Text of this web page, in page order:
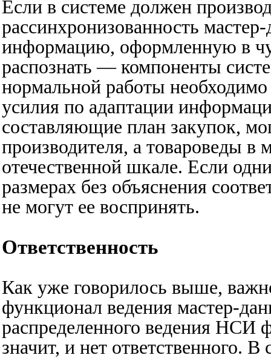
Если в системе должен
рассинхронизованность
информацию, оформленную в
распознать — компоненты
нормальной работы
усилия по адаптации
составляющие план закупок,
производителя, а товароведы
отечественной шкале. Если
размерах без объяснения
не могут ее воспринять.
Ответственность
Как уже говорилось выше,
функционал ведения мастер-
распределенного ведения НСИ
значит, и нет ответственного.